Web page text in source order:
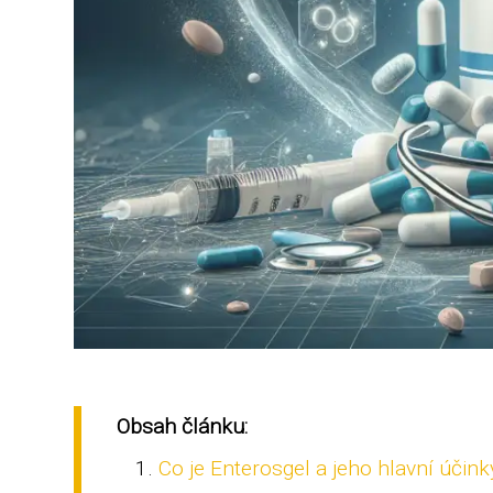
Obsah článku:
Co je Enterosgel a jeho hlavní